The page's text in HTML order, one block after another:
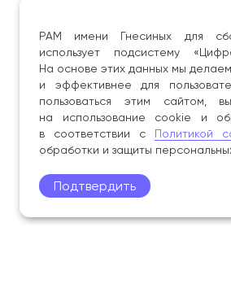
РАМ имени Гнесиных для
использует подсистему
На основе этих данных мы
и эффективнее для
пользоваться этим сайтом,
на использование cookie и
в соответствии с Политикой
обработки и защиты
Подтвердить